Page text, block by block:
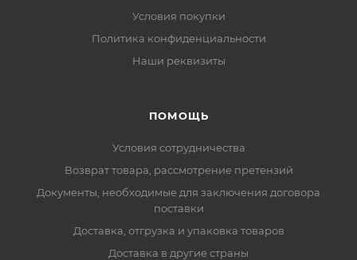
Условия покупки
Политика конфиденциальности
Наши реквизиты
ПОМОЩЬ
Условия сотрудничества
Возврат товара, рассмотрение претензий
Документы, необходимые для заключения договора
поставки
Доставка, отгрузка и упаковка товаров
Доставка в другие страны